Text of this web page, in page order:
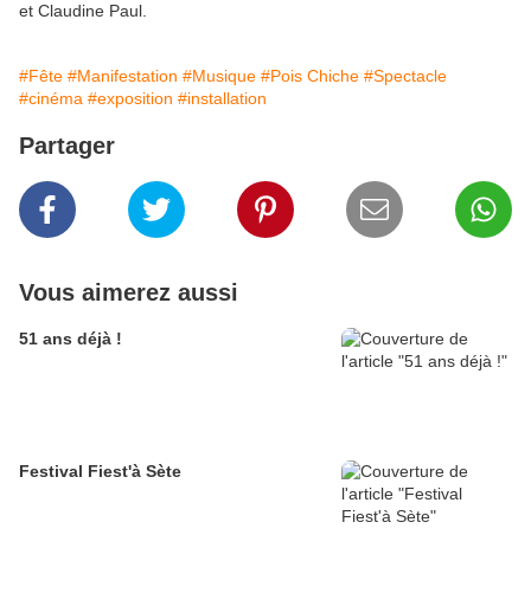
et Claudine Paul.
#Fête #Manifestation #Musique #Pois Chiche #Spectacle
#cinéma #exposition #installation
Partager
Vous aimerez aussi
51 ans déjà !
Festival Fiest'à Sète